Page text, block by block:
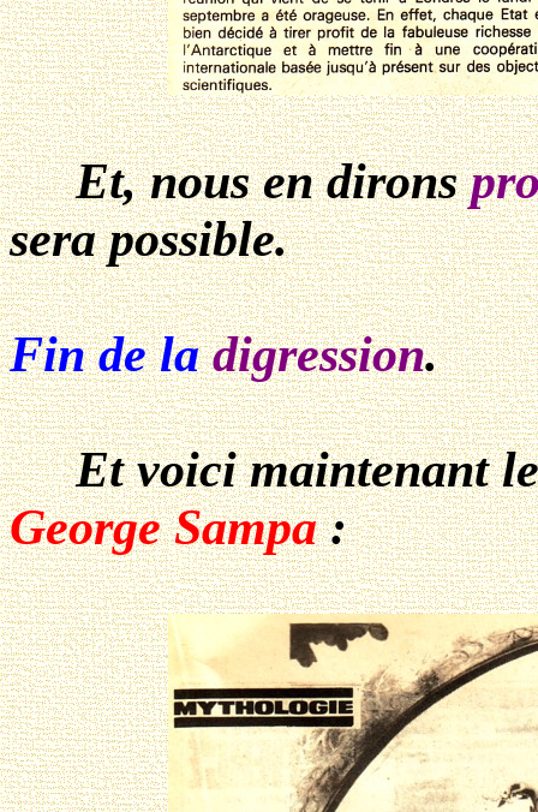
Et, nous en dirons
sera possible.
Fin de ladigression.
Et voici maintenant le
George Sampa: